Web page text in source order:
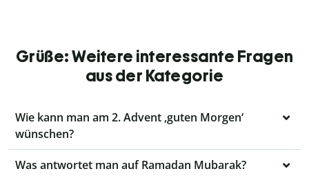
Grüße: Weitere interessante Fragen
aus der Kategorie
Wie kann man am 2. Advent ‚guten Morgen‘
wünschen?
Was antwortet man auf Ramadan Mubarak?